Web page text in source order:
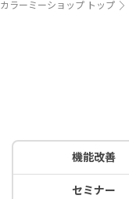
カラーミーショップ トップ
機能改善
セミナー